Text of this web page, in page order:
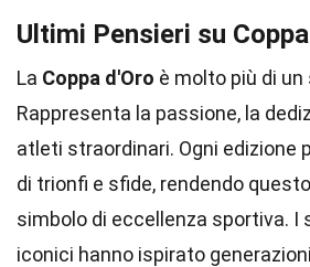
Ultimi Pensieri su
La Coppa d'Oro è molto più di
Rappresenta la passione, la
atleti straordinari. Ogni edizione
di trionfi e sfide, rendendo
simbolo di eccellenza sportiva. I
iconici hanno ispirato